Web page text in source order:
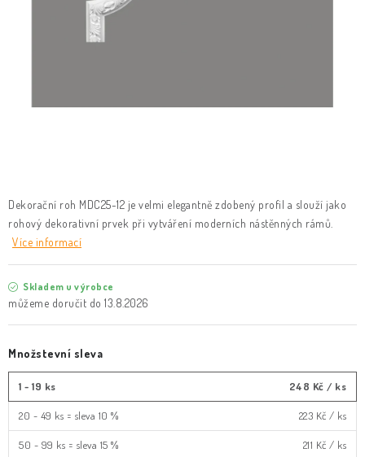
Dekorační roh MDC25-12 je velmi elegantně zdobený profil a slouží jako
rohový dekorativní prvek při vytváření moderních nástěnných rámů.
Více informací
Skladem u výrobce
13.8.2026
Množstevní sleva
1 - 19 ks 248 Kč / ks
20 - 49 ks = sleva 10 % 223 Kč / ks
50 - 99 ks = sleva 15 % 211 Kč / ks